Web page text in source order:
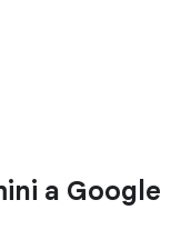
a Google